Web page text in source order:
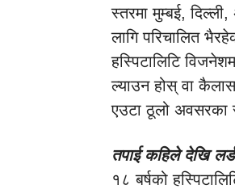
स्तरमा मुम्बई,
लागि परिचालित
हस्पिटालिटि
ल्याउन होस् वा
एउटा ठूलो अवसरका
तपाई कहिले देखि
१८ बर्षको